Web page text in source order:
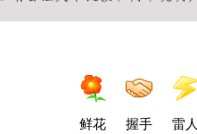
鲜花 握手 雷